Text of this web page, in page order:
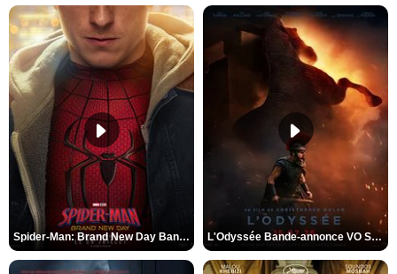
Spider-Man: Brand New Day Bande-annonce VO STFR L'Odyssée Bande-annonce VO STFR